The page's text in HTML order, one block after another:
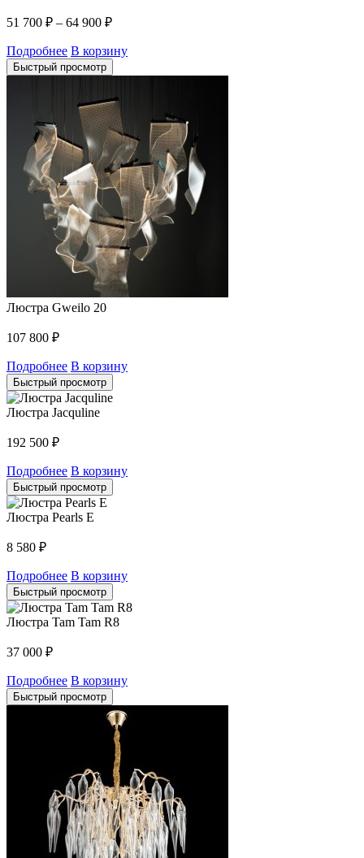
51 700 ₽ – 64 900 ₽
Подробнее В корзину
Быстрый просмотр
Люстра Gweilo 20
107 800 ₽
Подробнее В корзину
Быстрый просмотр
Люстра Jacquline
192 500 ₽
Подробнее В корзину
Быстрый просмотр
Люстра Pearls E
8 580 ₽
Подробнее В корзину
Быстрый просмотр
Люстра Tam Tam R8
37 000 ₽
Подробнее В корзину
Быстрый просмотр